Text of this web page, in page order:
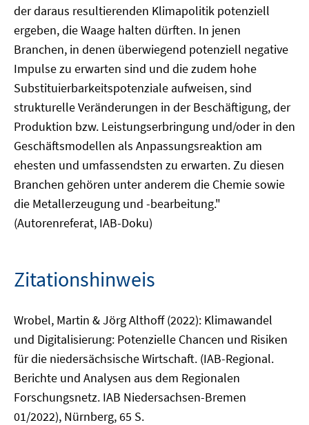
der daraus resultierenden Klimapolitik potenziell
ergeben, die Waage halten dürften. In jenen
Branchen, in denen überwiegend potenziell negative
Impulse zu erwarten sind und die zudem hohe
Substituierbarkeitspotenziale aufweisen, sind
strukturelle Veränderungen in der Beschäftigung, der
Produktion bzw. Leistungserbringung und/oder in den
Geschäftsmodellen als Anpassungsreaktion am
ehesten und umfassendsten zu erwarten. Zu diesen
Branchen gehören unter anderem die Chemie sowie
die Metallerzeugung und -bearbeitung."
(Autorenreferat, IAB-Doku)
Zitationshinweis
Wrobel, Martin & Jörg Althoff (2022): Klimawandel
und Digitalisierung: Potenzielle Chancen und Risiken
für die niedersächsische Wirtschaft. (IAB-Regional.
Berichte und Analysen aus dem Regionalen
Forschungsnetz. IAB Niedersachsen-Bremen
01/2022), Nürnberg, 65 S.